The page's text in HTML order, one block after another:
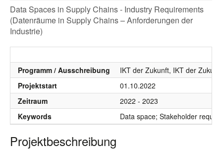
Data Spaces in Supply Chains - Industry Requirements
(Datenräume in Supply Chains – Anforderungen der
Industrie)
Programm / Ausschreibung
IKT der Zukunft, IKT der
Projektstart
01.10.2022
Zeitraum
2022 - 2023
Keywords
Data space; Stakeholder
Projektbeschreibung